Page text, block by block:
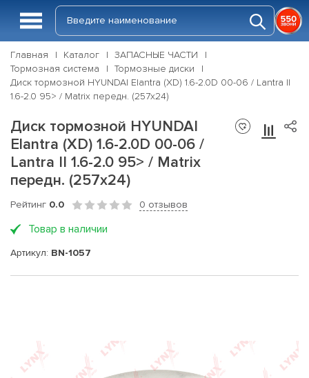
Главная Каталог
ЗАПАСНЫЕ ЧАСТИ
Тормозная система
Тормозные диски
Диск тормозной HYUNDAI Elantra (XD) 1.6-2.0D 00-06 / Lantra II
1.6-2.0 95> / Matrix передн. (257x24)
Диск тормозной HYUNDAI
Elantra (XD) 1.6-2.0D 00-06 /
Lantra II 1.6-2.0 95> / Matrix
передн. (257x24)
Рейтинг 0.0 0 отзывов
Товар в наличии
Артикул: BN-1057